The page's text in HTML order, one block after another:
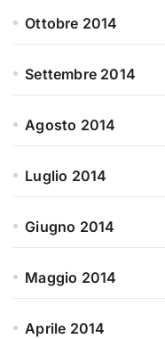
Ottobre 2014
Settembre 2014
Agosto 2014
Luglio 2014
Giugno 2014
Maggio 2014
Aprile 2014